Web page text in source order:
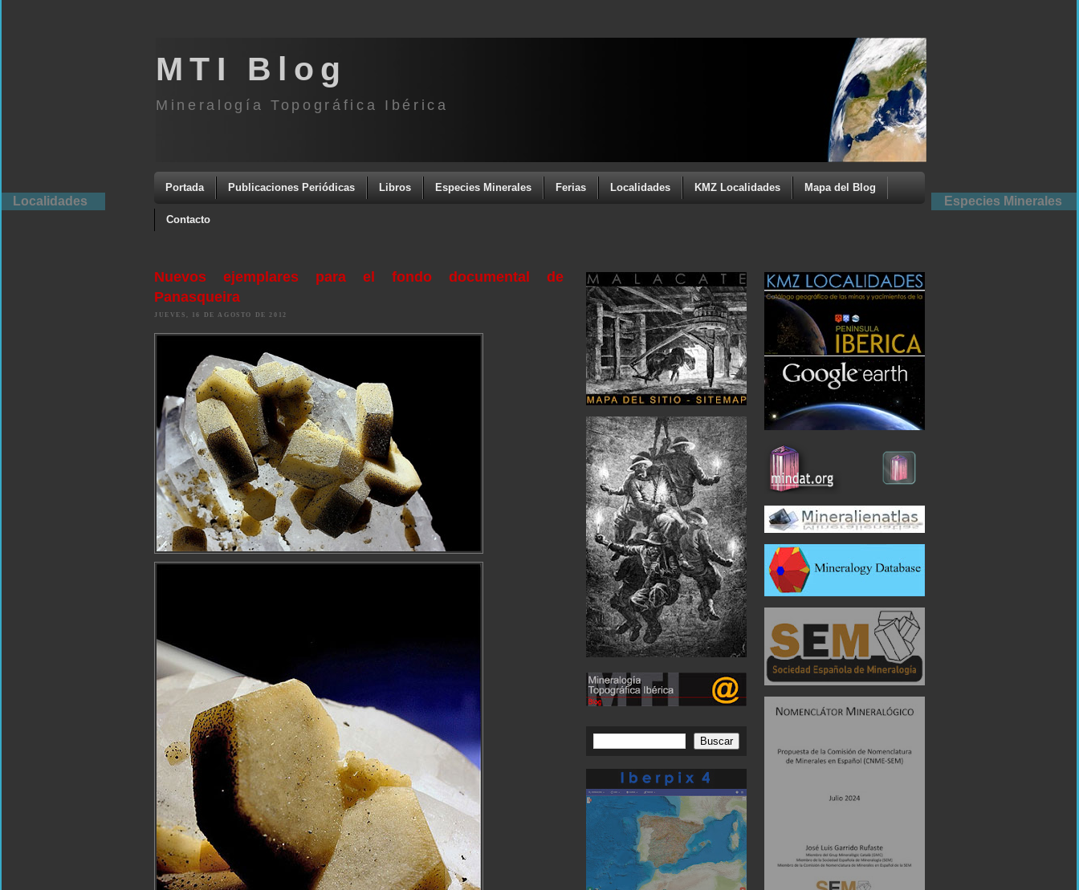
MTI Blog
Mineralogía Topográfica Ibérica
Portada Publicaciones Periódicas Libros Especies Minerales Ferias Localidades KMZ Localidades Mapa del Blog
Contacto
Nuevos ejemplares para el fondo documental de
Panasqueira
JUEVES, 16 DE AGOSTO DE 2012
Localidades Especies Minerales